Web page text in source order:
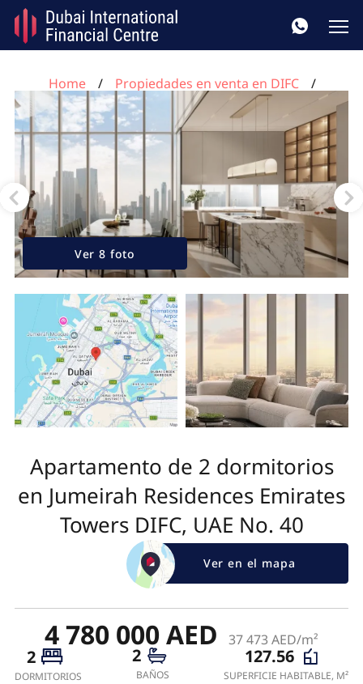
Home
Propiedades en venta en DIFC
Apartamento de 2 dormitorios en Jumeirah
Residences Emirates Towers DIFC, UAE No. 40
Ver 8 foto
Apartamento de 2 dormitorios
en Jumeirah Residences Emirates
Towers DIFC, UAE No. 40
Ver en el mapa
4 780 000 AED 37 473 AED/m²
2
DORMITORIOS
2
BAÑOS
127.56
SUPERFICIE HABITABLE, M²